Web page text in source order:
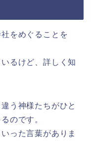
をめぐることを
るけど、詳しく知
う神様たちがひと
のです。
った言葉がありま